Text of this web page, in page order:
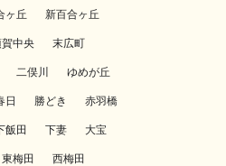
ヶ丘 新百合ヶ丘
中央 末広町
二俣川 ゆめが丘
日 勝どき 赤羽橋
飯田 下妻 大宝
東梅田 西梅田